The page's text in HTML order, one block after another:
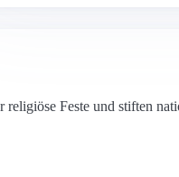
Feste und stiften